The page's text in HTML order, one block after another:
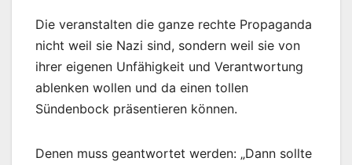
Die veranstalten die ganze rechte Propaganda
nicht weil sie Nazi sind, sondern weil sie von
ihrer eigenen Unfähigkeit und Verantwortung
ablenken wollen und da einen tollen
Sündenbock präsentieren können.
Denen muss geantwortet werden: „Dann sollte